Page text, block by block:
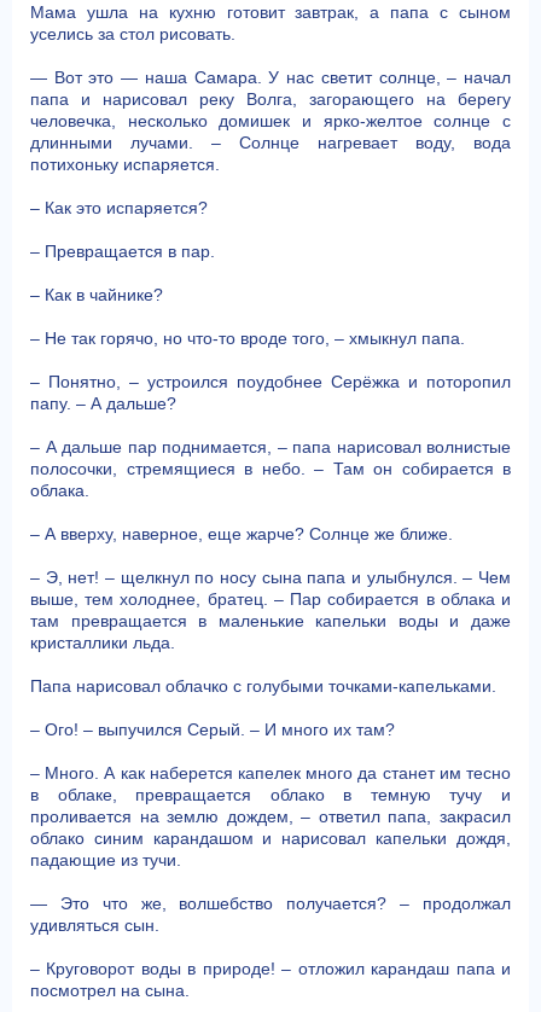
Мама ушла на кухню готовит завтрак, а папа с сыном
уселись за стол рисовать.
— Вот это — наша Самара. У нас светит солнце, – начал
папа и нарисовал реку Волга, загорающего на берегу
человечка, несколько домишек и ярко-желтое солнце с
длинными лучами. – Солнце нагревает воду, вода
потихоньку испаряется.
– Как это испаряется?
– Превращается в пар.
– Как в чайнике?
– Не так горячо, но что-то вроде того, – хмыкнул папа.
– Понятно, – устроился поудобнее Серёжка и поторопил
папу. – А дальше?
– А дальше пар поднимается, – папа нарисовал волнистые
полосочки, стремящиеся в небо. – Там он собирается в
облака.
– А вверху, наверное, еще жарче? Солнце же ближе.
– Э, нет! – щелкнул по носу сына папа и улыбнулся. – Чем
выше, тем холоднее, братец. – Пар собирается в облака и
там превращается в маленькие капельки воды и даже
кристаллики льда.
Папа нарисовал облачко с голубыми точками-капельками.
– Ого! – выпучился Серый. – И много их там?
– Много. А как наберется капелек много да станет им тесно
в облаке, превращается облако в темную тучу и
проливается на землю дождем, – ответил папа, закрасил
облако синим карандашом и нарисовал капельки дождя,
падающие из тучи.
— Это что же, волшебство получается? – продолжал
удивляться сын.
– Круговорот воды в природе! – отложил карандаш папа и
посмотрел на сына.